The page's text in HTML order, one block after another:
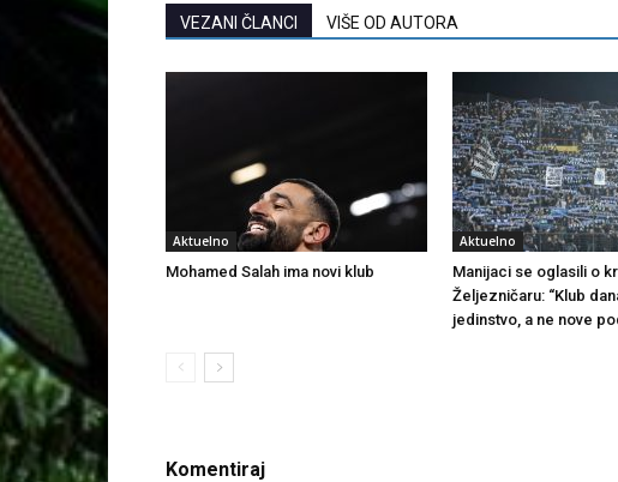
VEZANI ČLANCI VIŠE OD AUTORA
Aktuelno
Mohamed Salah ima novi klub
Aktuelno
Manijaci se oglasili o
Željezničaru: “Klub
jedinstvo, a ne nove
Komentiraj